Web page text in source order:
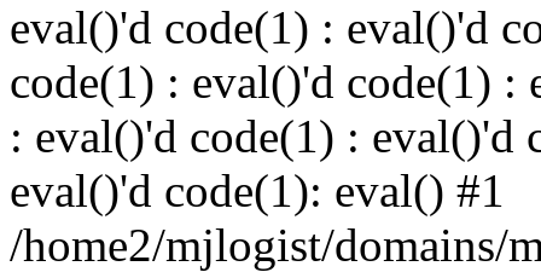
eval()'d code(1) : eval()'d
code(1) : eval()'d code(1) :
: eval()'d code(1) : eval()'d
eval()'d code(1): eval() #1
/home2/mjlogist/domains/